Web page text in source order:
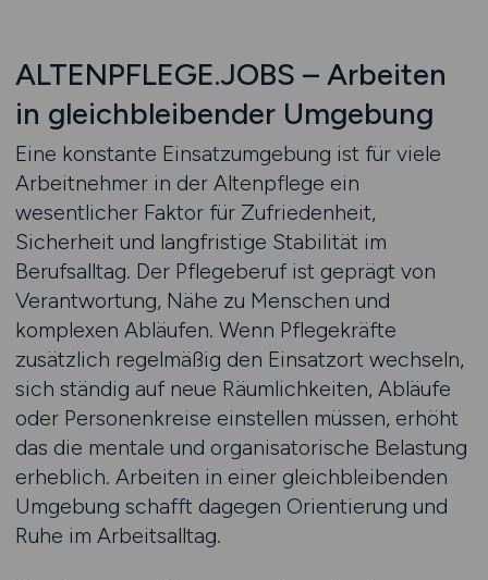
ALTENPFLEGE.JOBS – Arbeiten
in gleichbleibender Umgebung
Eine konstante Einsatzumgebung ist für viele
Arbeitnehmer in der Altenpflege ein
wesentlicher Faktor für Zufriedenheit,
Sicherheit und langfristige Stabilität im
Berufsalltag. Der Pflegeberuf ist geprägt von
Verantwortung, Nähe zu Menschen und
komplexen Abläufen. Wenn Pflegekräfte
zusätzlich regelmäßig den Einsatzort wechseln,
sich ständig auf neue Räumlichkeiten, Abläufe
oder Personenkreise einstellen müssen, erhöht
das die mentale und organisatorische Belastung
erheblich. Arbeiten in einer gleichbleibenden
Umgebung schafft dagegen Orientierung und
Ruhe im Arbeitsalltag.